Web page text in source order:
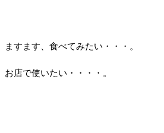
ますます、食べてみたい・・・。
お店で使いたい・・・・。